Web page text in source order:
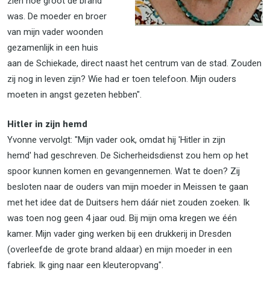
was. De moeder en broer
van mijn vader woonden
gezamenlijk in een huis
aan de Schiekade, direct naast het centrum van de stad. Zouden
zij nog in leven zijn? Wie had er toen telefoon. Mijn ouders
moeten in angst gezeten hebben".
Hitler in zijn hemd
Yvonne vervolgt: "Mijn vader ook, omdat hij 'Hitler in zijn
hemd' had geschreven. De Sicherheidsdienst zou hem op het
spoor kunnen komen en gevangennemen. Wat te doen? Zij
besloten naar de ouders van mijn moeder in Meissen te gaan
met het idee dat de Duitsers hem dáár niet zouden zoeken. Ik
was toen nog geen 4 jaar oud. Bij mijn oma kregen we één
kamer. Mijn vader ging werken bij een drukkerij in Dresden
(overleefde de grote brand aldaar) en mijn moeder in een
fabriek. Ik ging naar een kleuteropvang".